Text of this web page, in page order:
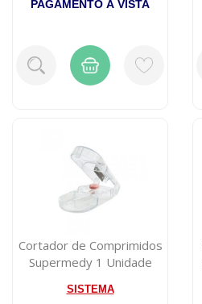
PAGAMENTO À VISTA
Cortador de Comprimidos
Supermedy 1 Unidade
SISTEMA